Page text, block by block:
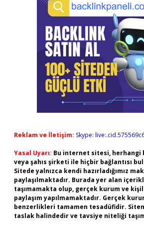
Reklam ve İletişim: Skype:
Yasal Uyarı: Bu internet sitesi, herhangi
veya şahıs şirketi ile hiçbir bağlantısı
Sitede yalnızca kendi hazırladığımız
paylaşılmaktadır. Burada yer alan
taşımamakta olup, gerçek kurum ve
paylaşım yapılmamaktadır. Gerçek
benzerlikleri tamamen tesadüfidir.
taslak halindedir ve tavsiye niteliği